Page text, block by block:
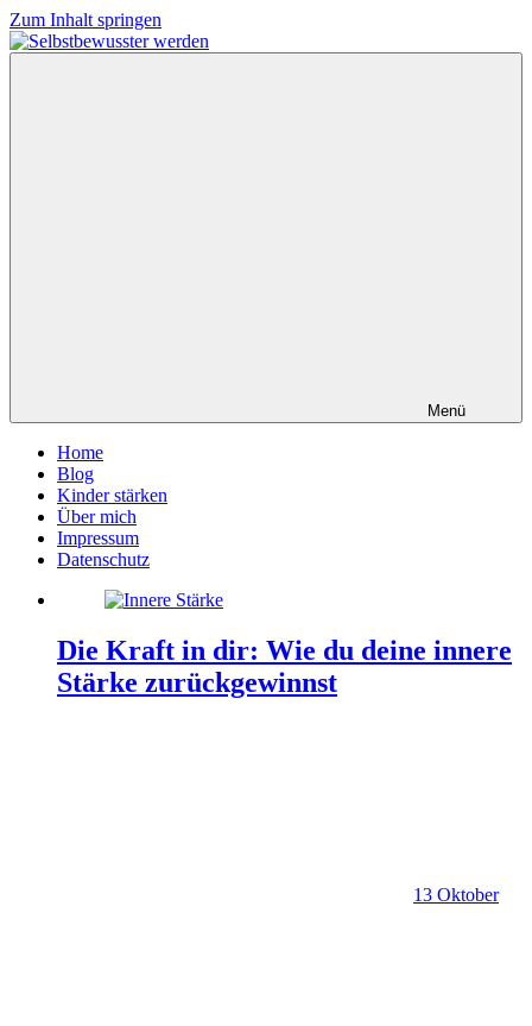
Zum Inhalt springen
Menü
Home
Blog
Kinder stärken
Über mich
Impressum
Datenschutz
Die Kraft in dir: Wie du deine innere
Stärke zurückgewinnst
13 Oktober